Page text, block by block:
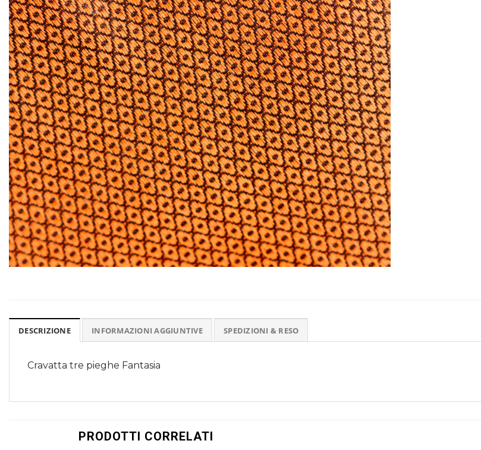
DESCRIZIONE INFORMAZIONI AGGIUNTIVE SPEDIZIONI & RESO
Cravatta tre pieghe Fantasia
PRODOTTI CORRELATI